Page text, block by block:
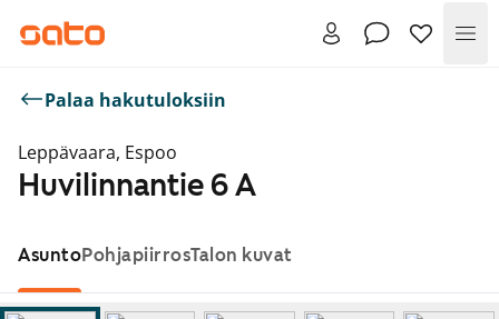
Palaa hakutuloksiin
Leppävaara, Espoo
Huvilinnantie 6 A
AsuntoPohjapiirrosTalon kuvat